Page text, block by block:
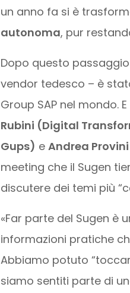
un anno fa si è
autonoma, pur
Dopo questo
vendor tedesco – è
Group SAP nel mondo.
Rubini (Digital
Gups) e Andrea
meeting che il Sugen
discutere dei temi più
«Far parte del Sugen è
informazioni pratiche
Abbiamo potuto
siamo sentiti parte di